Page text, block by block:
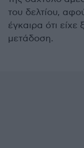
του δελτίου,
έγκαιρα ότι είχε
μετάδοση.